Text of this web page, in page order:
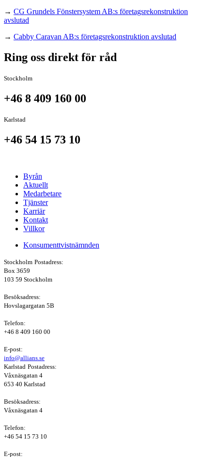
→ CG Grundels Fönstersystem AB:s företagsrekonstruktion
avslutad
→ Cabby Caravan AB:s företagsrekonstruktion avslutad
Ring oss direkt för råd
Stockholm
+46 8 409 160 00
Karlstad
+46 54 15 73 10
Byrån
Aktuellt
Medarbetare
Tjänster
Karriär
Kontakt
Villkor
Konsumenttvistnämnden
Stockholm Postadress:
Box 3659
103 59 Stockholm
Besöksadress:
Hovslagargatan 5B
Telefon:
+46 8 409 160 00
E-post:
info@allians.se
Karlstad Postadress:
Våxnäsgatan 4
653 40 Karlstad
Besöksadress:
Våxnäsgatan 4
Telefon:
+46 54 15 73 10
E-post: